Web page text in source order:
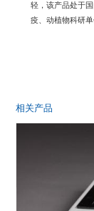
轻，该产品处于
疫、动植物科研
相关产品